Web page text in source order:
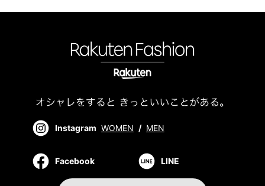
Instagram WOMEN / MEN
Facebook LINE